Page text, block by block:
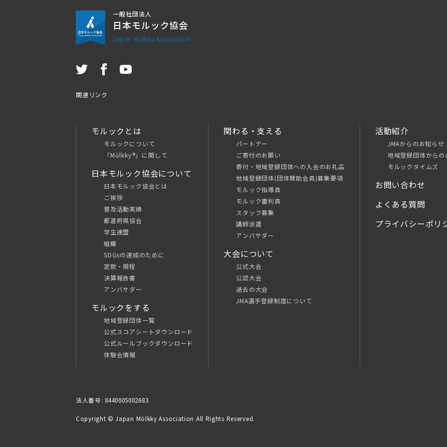
一般社団法人
日本モルック協会
Japan Mölkky Association
関連リンク
モルックとは
モルックについて
「Mölkky®」に関して
日本モルック協会について
日本モルック協会とは
ご挨拶
普及活動実績
都道府県協会
学生連盟
組織
SDGsの達成のために
定款・規程
決算報告書
アンバサダー
モルックをする
地域登録団体一覧
公式スコアシートダウンロード
公式ルールブックダウンロード
体験会情報
関わる・支える
パートナー
ご寄付のお願い
寄付・地域登録団体への入会のお礼品
地域登録団体(団体賛助会員)募集要項
モルック指導員
モルック審判員
スタッフ募集
講師派遣
アンバサダー
大会について
公式大会
公認大会
過去の大会
JMA選手登録制度について
活動紹介
JMAからのお知らせ
地域登録団体からの
モルックタイムズ
お問い合わせ
よくある質問
プライバシーポリ
法人番号: 8440005002683
Copyright © Japan Mölkky Association All Rights Reserved.